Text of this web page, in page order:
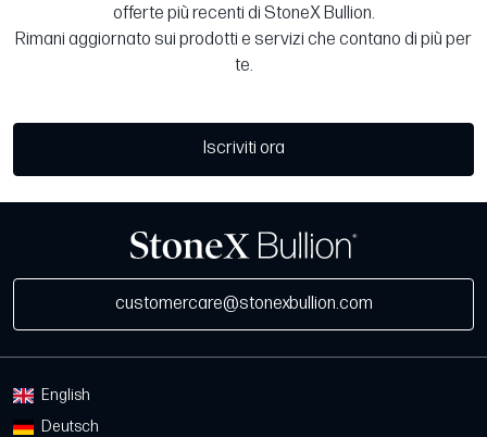
offerte più recenti di StoneX Bullion.
Rimani aggiornato sui prodotti e servizi che contano di più per
te.
Iscriviti ora
customercare@stonexbullion.com
English
Deutsch